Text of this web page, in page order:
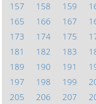
157
158 159
165
166 167
173
174 175
181
182 183
189
190 191
197
198 199
205
206 207